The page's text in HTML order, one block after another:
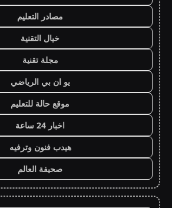
مصادر التعليم
خيال التقنية
مجلة تقنية
يو ان بي الرياضي
موقع حالة للتعليم
اخبار 24 ساعة
هيدب فنون وترفيه
صحيفة العالم